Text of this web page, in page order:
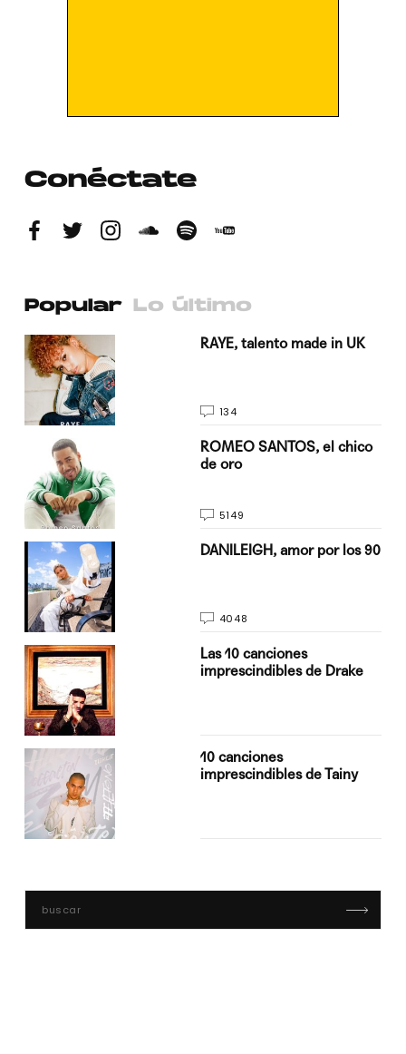
Conéctate
Popular Lo último
RAYE, talento made in UK
134
ROMEO SANTOS, el chico
de oro
5149
DANILEIGH, amor por los 90
4048
Las 10 canciones
imprescindibles de Drake
10 canciones
imprescindibles de Tainy